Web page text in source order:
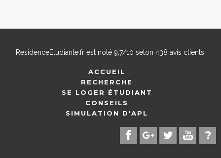
ResidenceEtudiante.frest noté 9,7/10 selon 438 avis clients.
ACCUEIL
RECHERCHE
SE LOGER ÉTUDIANT
CONSEILS
SIMULATION D'APL